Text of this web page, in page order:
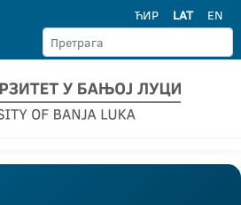
ЋИР LAT EN